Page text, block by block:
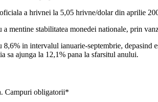
a hrivnei la 5,05 hrivne/dolar din aprilie
mentine stabilitatea monedei nationale, prin
in intervalul ianuarie-septembrie,
sa ajunga la 12,1% pana la sfarsitul anului.
Campuri obligatorii*